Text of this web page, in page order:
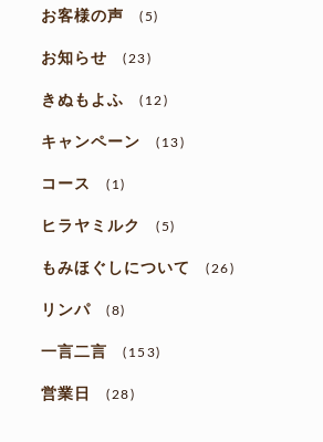
お客様の声 (5)
お知らせ (23)
きぬもよふ (12)
キャンペーン (13)
コース (1)
ヒラヤミルク (5)
もみほぐしについて (26)
リンパ (8)
一言二言 (153)
営業日 (28)